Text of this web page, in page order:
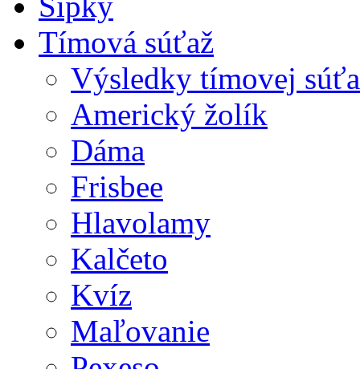
Tímová súťaž
Výsledky tímovej
Americký žolík
Dáma
Frisbee
Hlavolamy
Kalčeto
Kvíz
Maľovanie